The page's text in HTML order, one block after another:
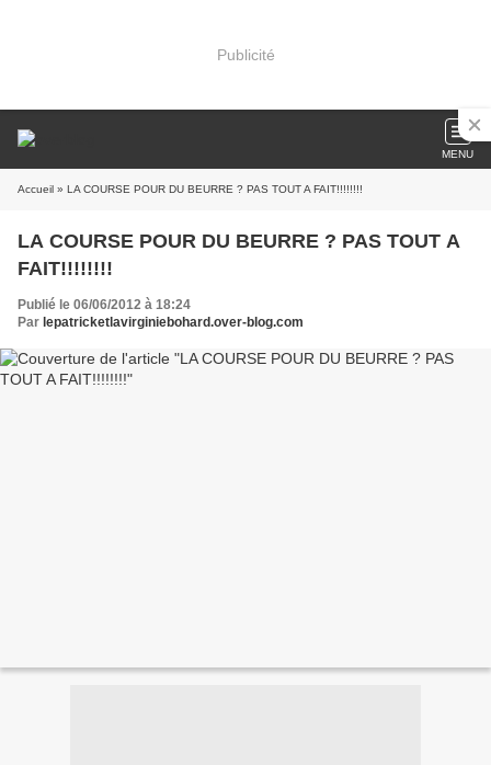
Publicité
MENU
Accueil » LA COURSE POUR DU BEURRE ? PAS TOUT A FAIT!!!!!!!!
LA COURSE POUR DU BEURRE ? PAS TOUT A
FAIT!!!!!!!!
Publié le 06/06/2012 à 18:24
Par lepatricketlavirginiebohard.over-blog.com